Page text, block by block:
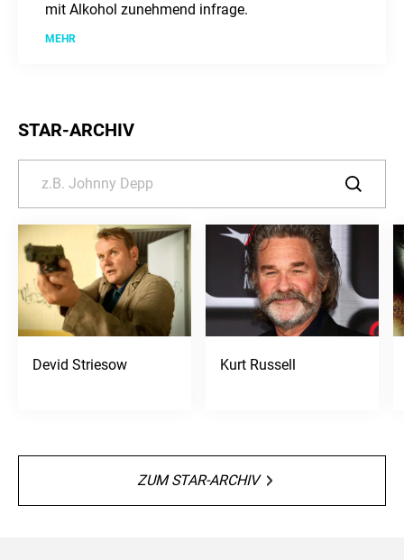
mit Alkohol zunehmend infrage.
MEHR
STAR-ARCHIV
Devid Striesow Kurt Russell
ZUM STAR-ARCHIV